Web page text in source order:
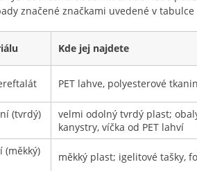
značené značkami uvedené v tabulce
Kde jej najdete
PET lahve, polyesterové
(tvrdý)
velmi odolný tvrdý plast;
kanystry, víčka od PET lahví
(měkký)
měkký plast; igelitové tašky,